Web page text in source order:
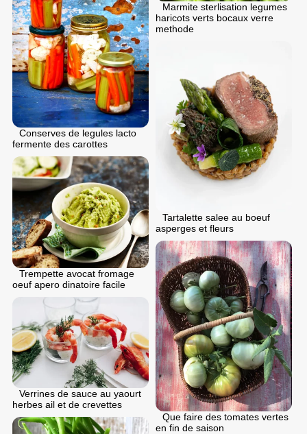
Marmite sterlisation legumes
haricots verts bocaux verre
methode
Conserves de legules lacto
fermente des carottes
Tartalette salee au boeuf
asperges et fleurs
Trempette avocat fromage
oeuf apero dinatoire facile
Que faire des tomates vertes
en fin de saison
Verrines de sauce au yaourt
herbes ail et de crevettes